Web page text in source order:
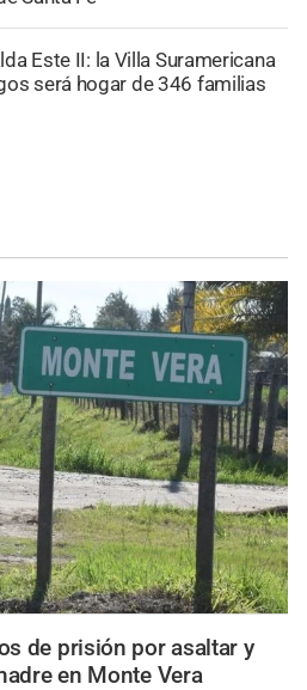
Este II: la Villa Suramericana
será hogar de 346 familias
de prisión por asaltar y
en Monte Vera